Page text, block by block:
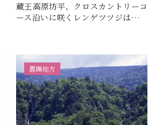
蔵王高原坊平、クロスカントリーコ
ース沿いに咲くレンゲツツジはオレ
置賜地方